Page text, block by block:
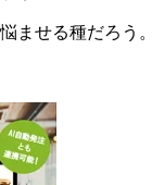
ませる種だろう。